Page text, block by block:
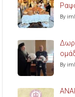
By
By